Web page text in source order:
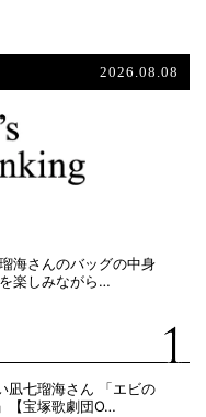
2026.08.08
海さんのバッグの中身
楽しみながら…
凪七瑠海さん 「エビの
【宝塚歌劇団O…